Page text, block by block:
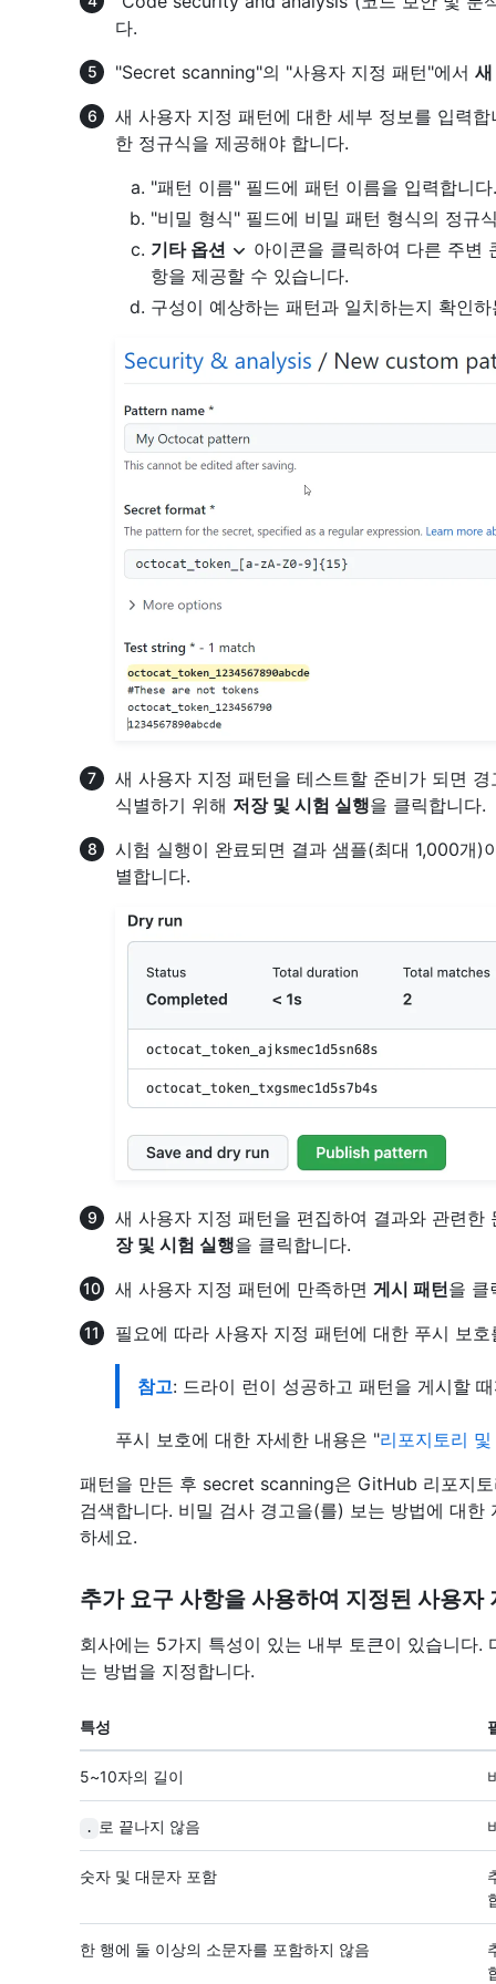
다.
"Secret scanning"의 "사용자 지정 패턴"에서
새 사용자 지정 패턴에 대한 세부 정보를 입력
한 정규식을 제공해야 합니다.
"패턴 이름" 필드에 패턴 이름을 입력합니다.
"비밀 형식" 필드에 비밀 패턴 형식의 정규
기타 옵션
아이콘을 클릭하여 다른 주변
항을 제공할 수 있습니다.
구성이 예상하는 패턴과 일치하는지 확인
새 사용자 지정 패턴을 테스트할 준비가 되면
식별하기 위해 저장 및 시험 실행을 클릭합니다.
시험 실행이 완료되면 결과 샘플(최대 1,000개)
별합니다.
새 사용자 지정 패턴을 편집하여 결과와 관련
장 및 시험 실행을 클릭합니다.
새 사용자 지정 패턴에 만족하면 게시 패턴을 클
필요에 따라 사용자 지정 패턴에 대한 푸시 보
참고: 드라이 런이 성공하고 패턴을 게시할
푸시 보호에 대한 자세한 내용은 "리포지토리
패턴을 만든 후 secret scanning은 GitHub 리포지
검색합니다. 비밀 검사 경고을(를) 보는 방법에 대한
하세요.
추가 요구 사항을 사용하여 지정된 사용자
회사에는 5가지 특성이 있는 내부 토큰이 있습니다
는 방법을 지정합니다.
특성
5~10자의 길이
. 로 끝나지 않음
숫자 및 대문자 포함
한 행에 둘 이상의 소문자를 포함하지 않음